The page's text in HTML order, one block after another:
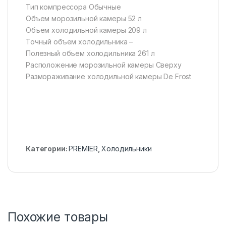
Тип компрессора Обычные
Объем морозильной камеры 52 л
Объем холодильной камеры 209 л
Точный объем холодильника –
Полезный объем холодильника 261 л
Расположение морозильной камеры Сверху
Размораживание холодильной камеры De Frost
Категории:PREMIER ,Холодильники
Похожие товары